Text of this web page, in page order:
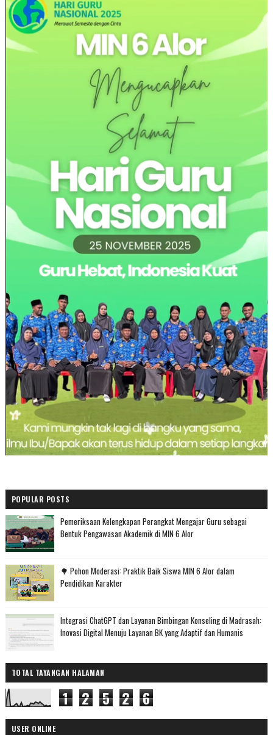
POPULAR POSTS
Pemeriksaan Kelengkapan Perangkat Mengajar Guru sebagai
Bentuk Pengawasan Akademik di MIN 6 Alor
🌳 Pohon Moderasi: Praktik Baik Siswa MIN 6 Alor dalam
Pendidikan Karakter
Integrasi ChatGPT dan Layanan Bimbingan Konseling di Madrasah:
Inovasi Digital Menuju Layanan BK yang Adaptif dan Humanis
TOTAL TAYANGAN HALAMAN
1 2 5 2 6
USER ONLINE